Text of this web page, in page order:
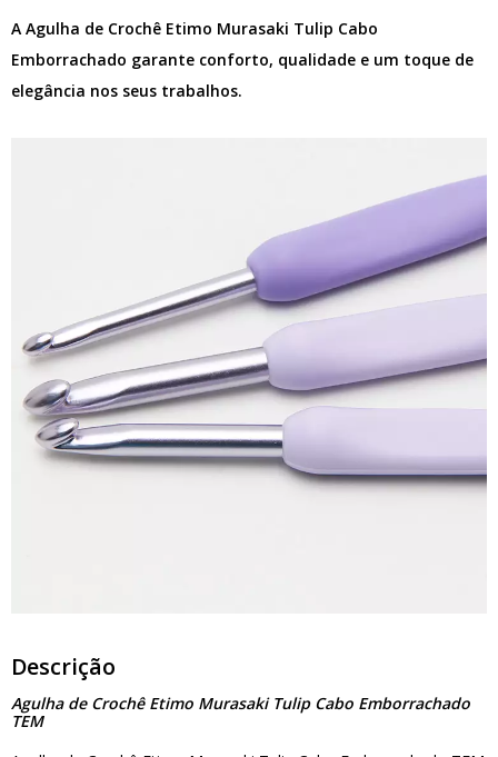
A Agulha de Crochê Etimo Murasaki Tulip Cabo
Emborrachado garante conforto, qualidade e um toque de
elegância nos seus trabalhos.
Descrição
Agulha de Crochê Etimo Murasaki Tulip Cabo Emborrachado
TEM